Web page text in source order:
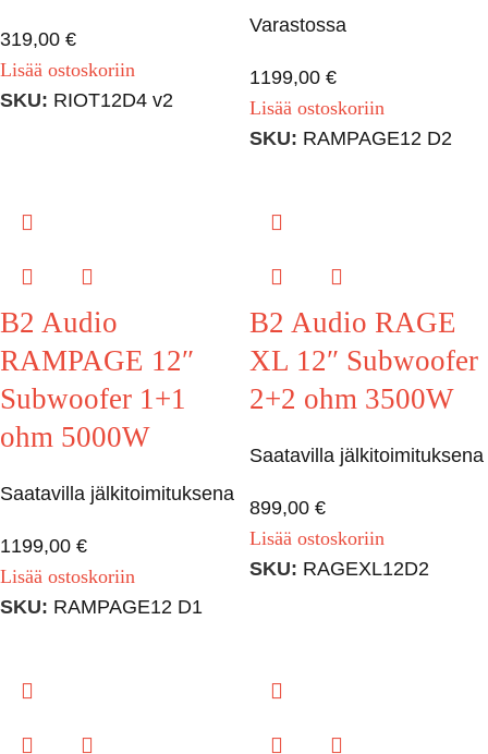
319,00 €
Lisää ostoskoriin
SKU: RIOT12D4 v2
Varastossa
1199,00 €
Lisää ostoskoriin
SKU: RAMPAGE12 D2
B2 Audio
RAMPAGE 12″
Subwoofer 1+1
ohm 5000W
Saatavilla jälkitoimituksena
1199,00 €
Lisää ostoskoriin
SKU: RAMPAGE12 D1
B2 Audio RAGE
XL 12″ Subwoofer
2+2 ohm 3500W
Saatavilla jälkitoimituksena
899,00 €
Lisää ostoskoriin
SKU: RAGEXL12D2